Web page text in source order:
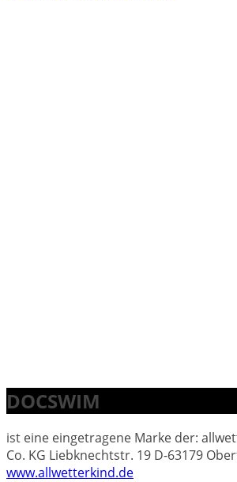
DOCSWIM
ist eine eingetragene Marke der:
Co. KG Liebknechtstr. 19 D-63179
www.allwetterkind.de